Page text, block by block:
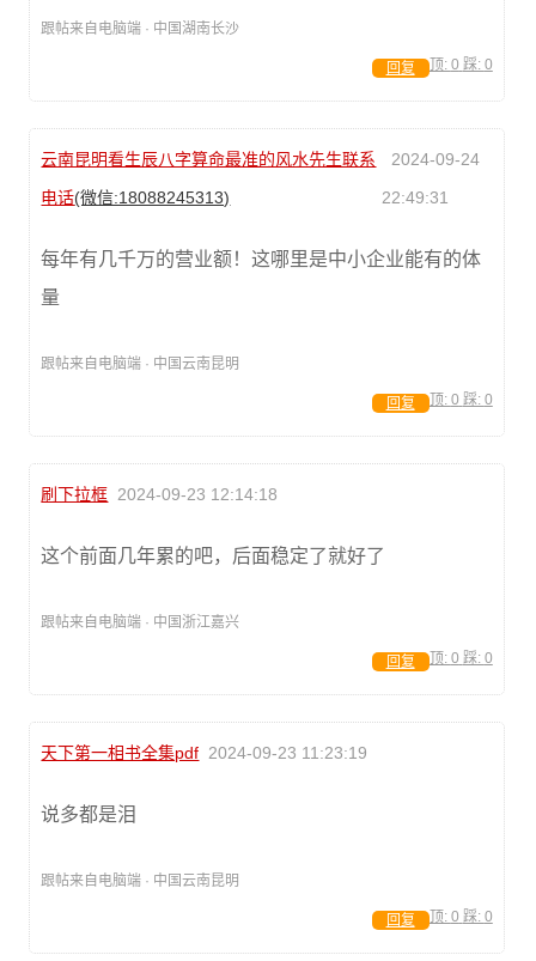
跟帖来自电脑端 · 中国湖南长沙
顶: 0 踩: 0
回复
云南昆明看生辰八字算命最准的风水先生联系
电话(微信:18088245313)
2024-09-24
22:49:31
每年有几千万的营业额！这哪里是中小企业能有的体
量
跟帖来自电脑端 · 中国云南昆明
顶: 0 踩: 0
回复
刷下拉框 2024-09-23 12:14:18
这个前面几年累的吧，后面稳定了就好了
跟帖来自电脑端 · 中国浙江嘉兴
顶: 0 踩: 0
回复
天下第一相书全集pdf 2024-09-23 11:23:19
说多都是泪
跟帖来自电脑端 · 中国云南昆明
顶: 0 踩: 0
回复